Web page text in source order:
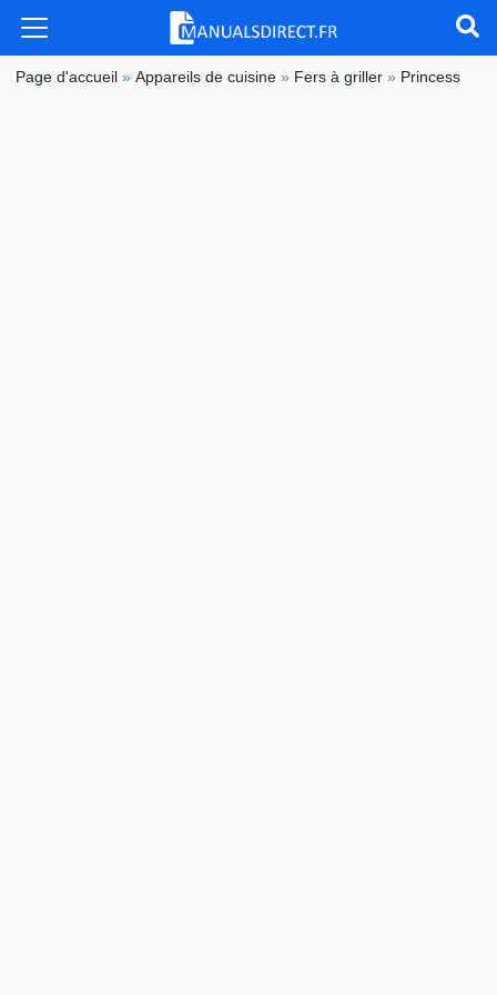
Page d'accueil »Appareils de cuisine » Fers à griller » Princess